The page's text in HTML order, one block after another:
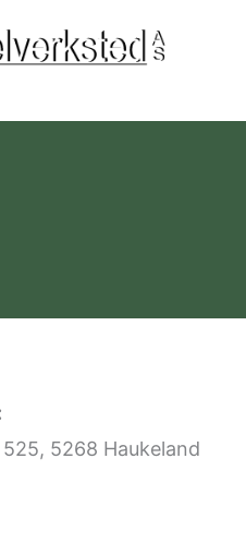
5268 Haukeland